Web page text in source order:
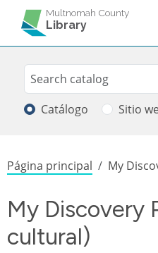
Pasar al contenido principal
Multnomah County
Library
Search
Buscar
Catálogo Sitio
Sobrescribir
Página principal My
My Discovery
cultural)